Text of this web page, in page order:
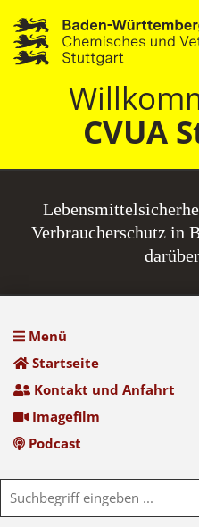
CVUA
Verbraucherschutz in
Menü
Startseite
Kontakt und Anfahrt
Imagefilm
Podcast